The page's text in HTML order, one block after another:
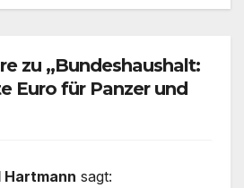
zu „Bundeshaushalt:
Euro für Panzer und
Hartmann sagt: